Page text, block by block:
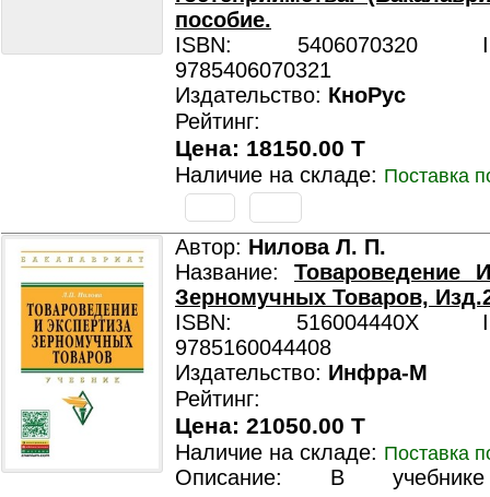
пособие.
ISBN: 5406070320
9785406070321
Издательство: КноРус
Рейтинг:
Цена: 18150.00 T
Наличие на складе: Поставка
Автор: Нилова Л. П.
Название: Товароведение
Зерномучных Товаров,
ISBN: 516004440X
9785160044408
Издательство: Инфра-М
Рейтинг:
Цена: 21050.00 T
Наличие на складе: Поставка
Описание: В